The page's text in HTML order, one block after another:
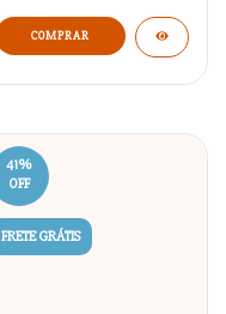
41%
OFF
FRETE GRÁTIS